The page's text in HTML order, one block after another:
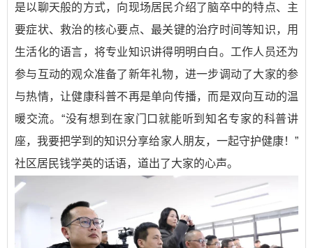
是以聊天般的方式，向现场居民介绍了脑卒中的特点、主
要症状、救治的核心要点、最关键的治疗时间等知识，用
生活化的语言，将专业知识讲得明明白白。工作人员还为
参与互动的观众准备了新年礼物，进一步调动了大家的参
与热情，让健康科普不再是单向传播，而是双向互动的温
暖交流。“没有想到在家门口就能听到知名专家的科普讲
座，我要把学到的知识分享给家人朋友，一起守护健康！”
社区居民钱学英的话语，道出了大家的心声。